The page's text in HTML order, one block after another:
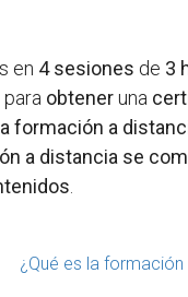
en 4 sesiones de 3
para obteneruna
formación a
a distancia se
¿Qué es la formación